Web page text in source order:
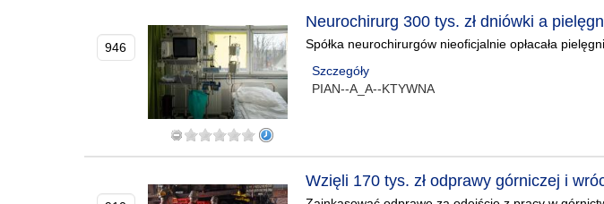
946
Neurochirurg 300 tys. zł dniówki a
Spółka neurochirurgów nieoficjalnie opłacała
Szczegóły
PIAN--A_A--KTYWNA
Wzięli 170 tys. zł odprawy górniczej i